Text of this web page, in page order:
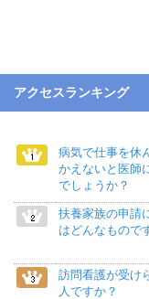
アクセスランキング
病気で仕事を休
かえないと医師
でしょうか？
扶養家族の申請
はどんなもので
訪問看護が受け
人ですか？